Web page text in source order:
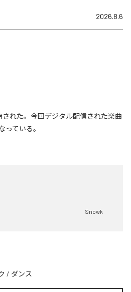
2026.8.6
された。今回デジタル配信された楽曲
っている。
Snowk
/ ダンス